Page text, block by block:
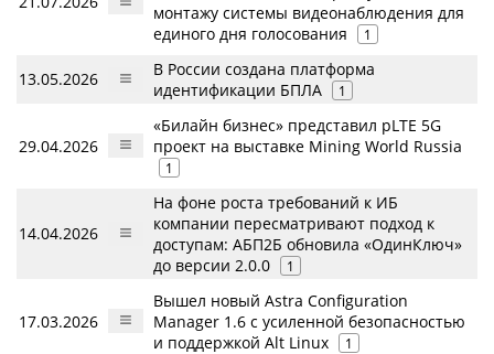
монтажу системы видеонаблюдения для
единого дня голосования
1
13.05.2026
В России создана платформа
идентификации БПЛА
1
29.04.2026
«Билайн бизнес» представил pLTE 5G
проект на выставке Mining World Russia
1
14.04.2026
На фоне роста требований к ИБ
компании пересматривают подход к
доступам: АБП2Б обновила «ОдинКлюч»
до версии 2.0.0
1
17.03.2026
Вышел новый Astra Configuration
Manager 1.6 с усиленной безопасностью
и поддержкой Alt Linux
1